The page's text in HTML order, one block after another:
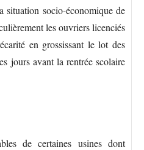
situation socio-économique de
les ouvriers licenciés
en grossissant le lot des
jours avant la rentrée scolaire
de certaines usines dont